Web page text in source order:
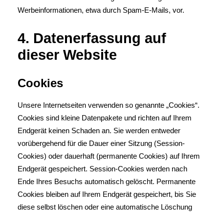
Werbeinformationen, etwa durch Spam-E-Mails, vor.
4. Datenerfassung auf
dieser Website
Cookies
Unsere Internetseiten verwenden so genannte „Cookies“.
Cookies sind kleine Datenpakete und richten auf Ihrem
Endgerät keinen Schaden an. Sie werden entweder
vorübergehend für die Dauer einer Sitzung (Session-
Cookies) oder dauerhaft (permanente Cookies) auf Ihrem
Endgerät gespeichert. Session-Cookies werden nach
Ende Ihres Besuchs automatisch gelöscht. Permanente
Cookies bleiben auf Ihrem Endgerät gespeichert, bis Sie
diese selbst löschen oder eine automatische Löschung